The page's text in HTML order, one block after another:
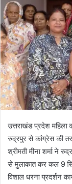
उत्तराखंड प्रदेश महिला
रुद्रपुर से कांग्रेस की
श्रीमती मीना शर्मा ने
से मुलाकात कर कल 9
विशाल धरना प्रदर्शन